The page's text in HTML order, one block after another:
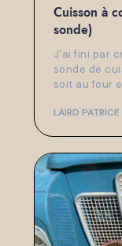
Cuisson à
sonde)
J'ai fini par
sonde de
soit au four
LAIRD PATRICE